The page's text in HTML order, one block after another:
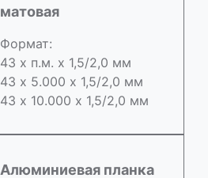
матовая
Формат:
43 х п.м. х 1,5/2,0 мм
43 х 5.000 х 1,5/2,0 мм
43 х 10.000 х 1,5/2,0 мм
Алюминиевая планка